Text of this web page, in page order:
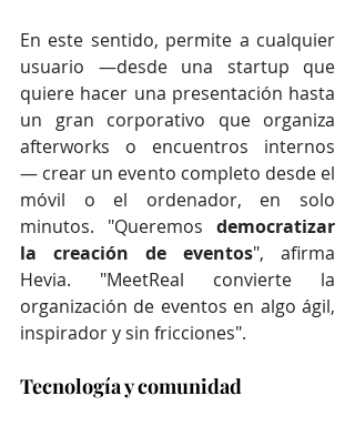
En este sentido, permite a cualquier
usuario —desde una startup que
quiere hacer una presentación hasta
un gran corporativo que organiza
afterworks o encuentros internos
— crear un evento completo desde el
móvil o el ordenador, en solo
minutos. "Queremos democratizar
la creación de eventos", afirma
Hevia. "MeetReal convierte la
organización de eventos en algo ágil,
inspirador y sin fricciones".
Tecnología y comunidad